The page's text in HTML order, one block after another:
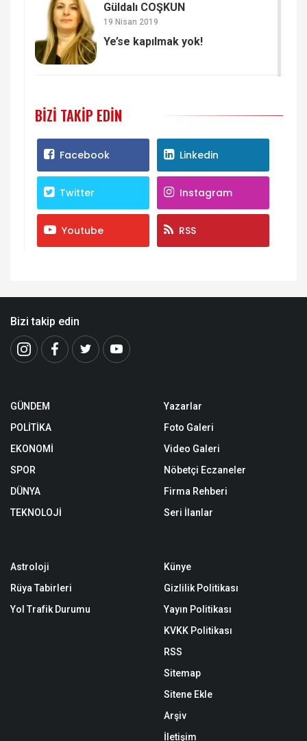
Güldalı COŞKUN
19 Nisan 2019
Ye’se kapılmak yok!
BIZI TAKIP EDIN
Facebook Linkedin
Twitter Instagram
Youtube RSS
Bizi takip edin
GÜNDEM
POLİTİKA
EKONOMİ
SPOR
DÜNYA
TEKNOLOJİ
Yazarlar
Foto Galeri
Video Galeri
Nöbetçi Eczaneler
Firma Rehberi
Seri İlanlar
Astroloji
Rüya Tabirleri
Yol Trafik Durumu
Künye
Gizlilik Politikası
Yayın Politikası
KVKK Politikası
RSS
Sitemap
Sitene Ekle
Arşiv
İletişim